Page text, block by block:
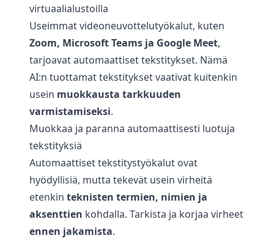
virtuaalialustoilla
Useimmat videoneuvottelutyökalut, kuten
Zoom, Microsoft Teams ja Google Meet,
tarjoavat automaattiset tekstitykset. Nämä
AI:n tuottamat tekstitykset vaativat kuitenkin
usein muokkausta tarkkuuden
varmistamiseksi.
Muokkaa ja paranna automaattisesti luotuja
tekstityksiä
Automaattiset tekstitystyökalut ovat
hyödyllisiä, mutta tekevät usein virheitä
etenkin teknisten termien, nimien ja
aksenttien kohdalla. Tarkista ja korjaa virheet
ennen jakamista.